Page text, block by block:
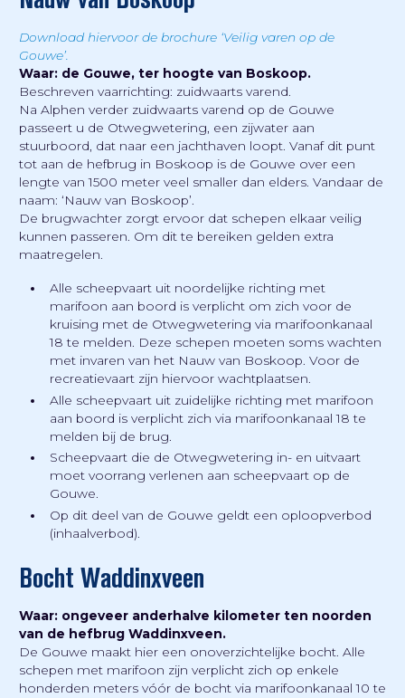
Download hiervoor de brochure ‘Veilig varen op de
Gouwe’.
Waar: de Gouwe, ter hoogte van Boskoop.
Beschreven vaarrichting: zuidwaarts varend.
Na Alphen verder zuidwaarts varend op de Gouwe
passeert u de Otwegwetering, een zijwater aan
stuurboord, dat naar een jachthaven loopt. Vanaf dit punt
tot aan de hefbrug in Boskoop is de Gouwe over een
lengte van 1500 meter veel smaller dan elders. Vandaar de
naam: ‘Nauw van Boskoop’.
De brugwachter zorgt ervoor dat schepen elkaar veilig
kunnen passeren. Om dit te bereiken gelden extra
maatregelen.
Alle scheepvaart uit noordelijke richting met
marifoon aan boord is verplicht om zich voor de
kruising met de Otwegwetering via marifoonkanaal
18 te melden. Deze schepen moeten soms wachten
met invaren van het Nauw van Boskoop. Voor de
recreatievaart zijn hiervoor wachtplaatsen.
Alle scheepvaart uit zuidelijke richting met marifoon
aan boord is verplicht zich via marifoonkanaal 18 te
melden bij de brug.
Scheepvaart die de Otwegwetering in- en uitvaart
moet voorrang verlenen aan scheepvaart op de
Gouwe.
Op dit deel van de Gouwe geldt een oploopverbod
(inhaalverbod).
Bocht Waddinxveen
Waar: ongeveer anderhalve kilometer ten noorden
van de hefbrug Waddinxveen.
De Gouwe maakt hier een onoverzichtelijke bocht. Alle
schepen met marifoon zijn verplicht zich op enkele
honderden meters vóór de bocht via marifoonkanaal 10 te